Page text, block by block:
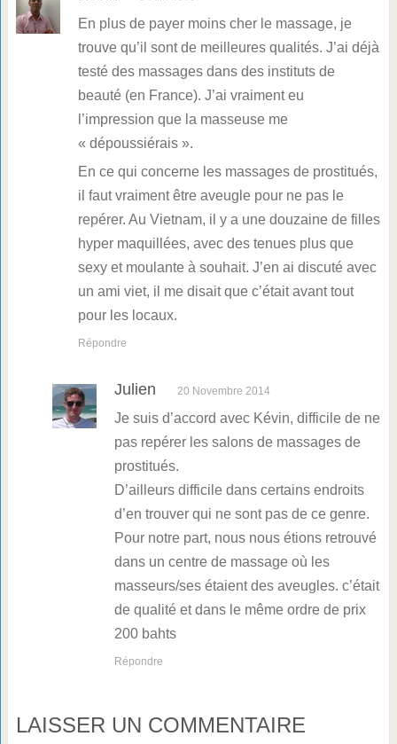
En plus de payer moins cher le massage, je
trouve qu’il sont de meilleures qualités. J’ai déjà
testé des massages dans des instituts de
beauté (en France). J’ai vraiment eu
l’impression que la masseuse me
« dépoussiérais ».
En ce qui concerne les massages de prostitués,
il faut vraiment être aveugle pour ne pas le
repérer. Au Vietnam, il y a une douzaine de filles
hyper maquillées, avec des tenues plus que
sexy et moulante à souhait. J’en ai discuté avec
un ami viet, il me disait que c’était avant tout
pour les locaux.
Répondre
Julien 20 Novembre 2014
Je suis d’accord avec Kévin, difficile de ne
pas repérer les salons de massages de
prostitués.
D’ailleurs difficile dans certains endroits
d’en trouver qui ne sont pas de ce genre.
Pour notre part, nous nous étions retrouvé
dans un centre de massage où les
masseurs/ses étaient des aveugles. c’était
de qualité et dans le même ordre de prix
200 bahts
Répondre
LAISSER UN COMMENTAIRE